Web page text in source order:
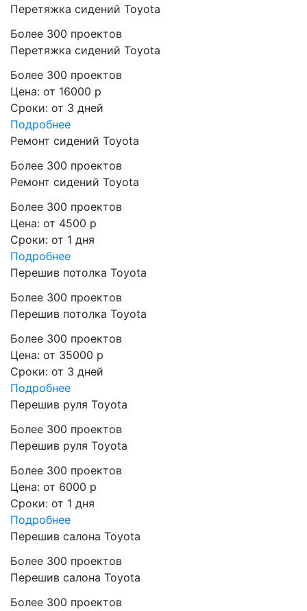
Перетяжка сидений Toyota
Более 300 проектов
Перетяжка сидений Toyota
Более 300 проектов
Цена: от 16000 р
Сроки: от 3 дней
Подробнее
Ремонт сидений Toyota
Более 300 проектов
Ремонт сидений Toyota
Более 300 проектов
Цена: от 4500 р
Сроки: от 1 дня
Подробнее
Перешив потолка Toyota
Более 300 проектов
Перешив потолка Toyota
Более 300 проектов
Цена: от 35000 р
Сроки: от 3 дней
Подробнее
Перешив руля Toyota
Более 300 проектов
Перешив руля Toyota
Более 300 проектов
Цена: от 6000 р
Сроки: от 1 дня
Подробнее
Перешив салона Toyota
Более 300 проектов
Перешив салона Toyota
Более 300 проектов